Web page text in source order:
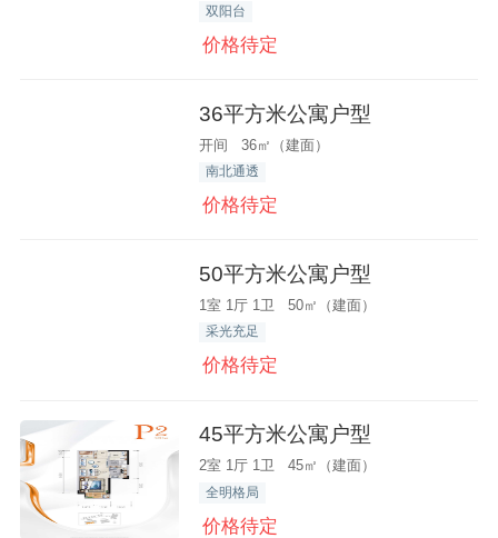
双阳台
价格待定
36平方米公寓户型
开间 36㎡（建面）
南北通透
价格待定
50平方米公寓户型
1室 1厅 1卫 50㎡（建面）
采光充足
价格待定
45平方米公寓户型
2室 1厅 1卫 45㎡（建面）
全明格局
价格待定